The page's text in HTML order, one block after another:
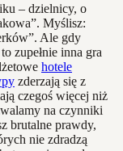
– dzielnicy, o
Myślisz:
Ale gdy
zupełnie inna gra
hotele
zderzają się z
czegoś więcej niż
na czynniki
brutalne prawdy,
nie zdradzą